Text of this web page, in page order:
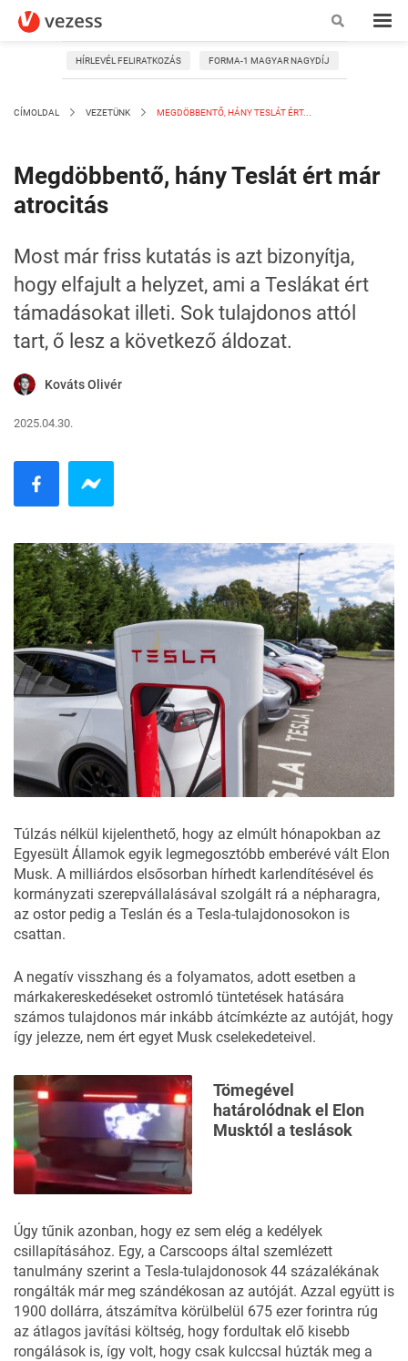
HÍRLEVÉL FELIRATKOZÁS FORMA-1 MAGYAR NAGYDÍJ
CÍMOLDAL VEZETÜNK MEGDÖBBENTŐ, HÁNY TESLÁT ÉRT...
Megdöbbentő, hány Teslát ért már
atrocitás
Most már friss kutatás is azt bizonyítja,
hogy elfajult a helyzet, ami a Teslákat ért
támadásokat illeti. Sok tulajdonos attól
tart, ő lesz a következő áldozat.
Kováts Olivér
2025.04.30.
Túlzás nélkül kijelenthető, hogy az elmúlt hónapokban az
Egyesült Államok egyik legmegosztóbb emberévé vált Elon
Musk. A milliárdos elsősorban hírhedt karlendítésével és
kormányzati szerepvállalásával szolgált rá a népharagra,
az ostor pedig a Teslán és a Tesla-tulajdonosokon is
csattan.
A negatív visszhang és a folyamatos, adott esetben a
márkakereskedéseket ostromló tüntetések hatására
számos tulajdonos már inkább átcímkézte az autóját, hogy
így jelezze, nem ért egyet Musk cselekedeteivel.
Tömegével
határolódnak el Elon
Musktól a teslások
Úgy tűnik azonban, hogy ez sem elég a kedélyek
csillapításához. Egy, a Carscoops által szemlézett
tanulmány szerint a Tesla-tulajdonosok 44 százalékának
rongálták már meg szándékosan az autóját. Azzal együtt is
1900 dollárra, átszámítva körülbelül 675 ezer forintra rúg
az átlagos javítási költség, hogy fordultak elő kisebb
rongálások is, így volt, hogy csak kulccsal húzták meg a